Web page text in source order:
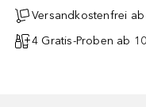
Versandkostenfrei ab
4 Gratis-Proben ab 10